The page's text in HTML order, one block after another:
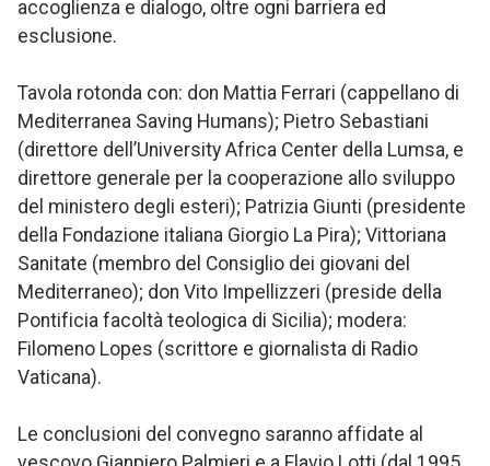
accoglienza e dialogo, oltre ogni barriera ed
esclusione.
Tavola rotonda con: don Mattia Ferrari (cappellano di
Mediterranea Saving Humans); Pietro Sebastiani
(direttore dell’University Africa Center della Lumsa, e
direttore generale per la cooperazione allo sviluppo
del ministero degli esteri); Patrizia Giunti (presidente
della Fondazione italiana Giorgio La Pira); Vittoriana
Sanitate (membro del Consiglio dei giovani del
Mediterraneo); don Vito Impellizzeri (preside della
Pontificia facoltà teologica di Sicilia); modera:
Filomeno Lopes (scrittore e giornalista di Radio
Vaticana).
Le conclusioni del convegno saranno affidate al